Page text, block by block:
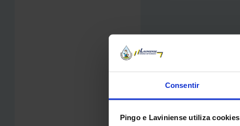
Consentir
Pingo e Laviniense utiliza cookies